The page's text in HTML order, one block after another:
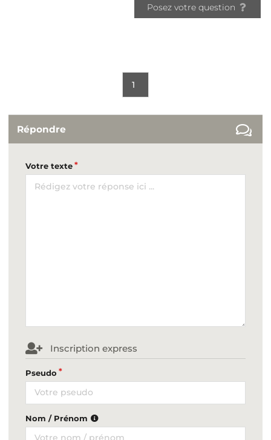
Posez votre question
1
Répondre
Votre texte
Inscription express
Pseudo
Nom / Prénom